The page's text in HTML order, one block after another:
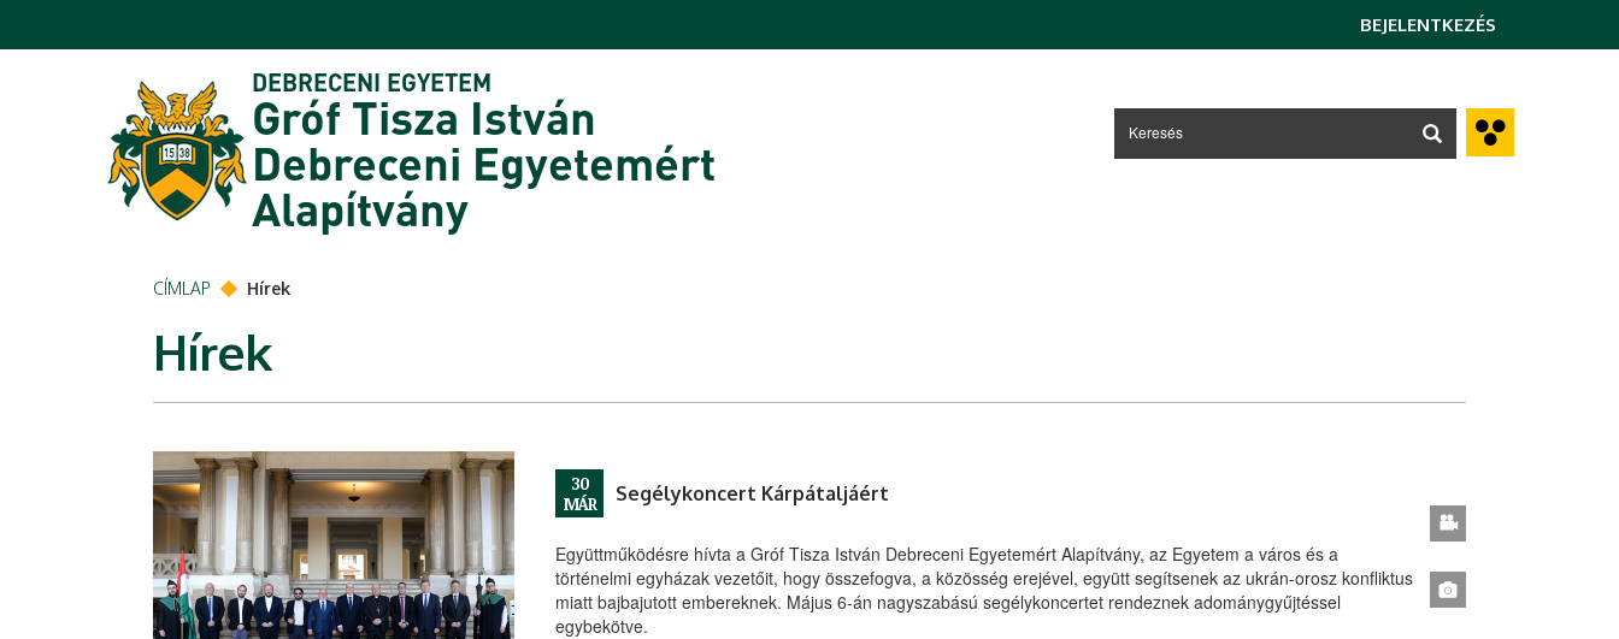
BEJELENTKEZÉS
DEBRECENI EGYETEM
Gróf Tisza István
Debreceni Egyetemért
Alapítvány
CÍMLAP Hírek
Hírek
30
MÁR
Segélykoncert Kárpátaljáért
Együttműködésre hívta a Gróf Tisza István Debreceni Egyetemért Alapítvány, az Egyetem a város és a
történelmi egyházak vezetőit, hogy összefogva, a közösség erejével, együtt segítsenek az ukrán-orosz konfliktus
miatt bajbajutott embereknek. Május 6-án nagyszabású segélykoncertet rendeznek adománygyűjtéssel
egybekötve.